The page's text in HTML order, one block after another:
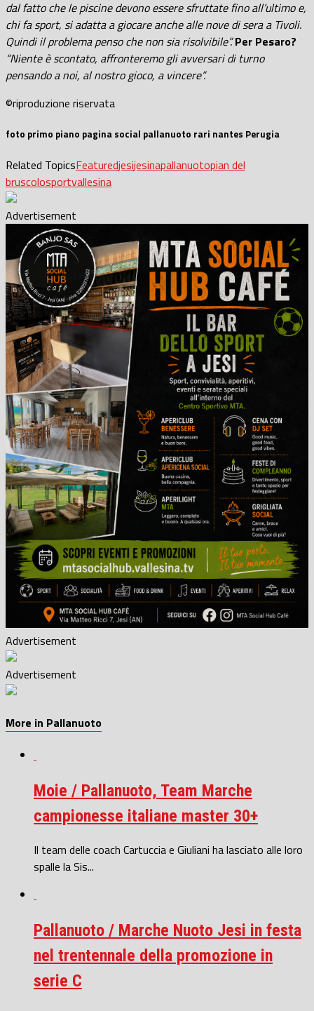
dal fatto che le piscine devono essere sfruttate fino all’ultimo e,
chi fa sport, si adatta a giocare anche alle nove di sera a Tivoli.
Quindi il problema penso che non sia risolvibile”. Per Pesaro?
“Niente è scontato, affronteremo gli avversari di turno
pensando a noi, al nostro gioco, a vincere”.
©riproduzione riservata
foto primo piano pagina social pallanuoto rari nantes Perugia
Related TopicsFeaturedjesijesinapallanuotopian del
bruscolosportvallesina
Advertisement
Advertisement
Advertisement
More in Pallanuoto
Moie / Pallanuoto, Team Marche
campionesse italiane master 30+
Il team delle coach Cartuccia e Giuliani ha lasciato alle loro
spalle la Sis...
Pallanuoto / Marche Nuoto Jesi in festa
nel trentennale della promozione in
serie C